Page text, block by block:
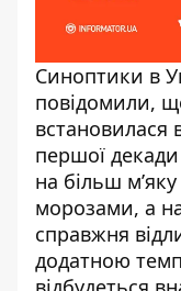
Синоптики в
повідомили,
встановилася
першої
на більш
морозами, а
справжня
додатною